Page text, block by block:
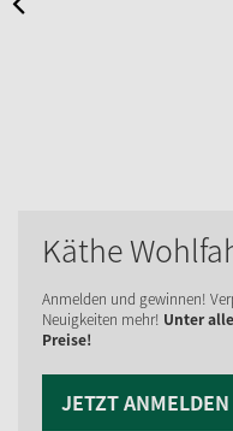
Käthe
Anmelden und gewinnen!
Neuigkeiten mehr! Unter
Preise!
JETZT ANMELDEN